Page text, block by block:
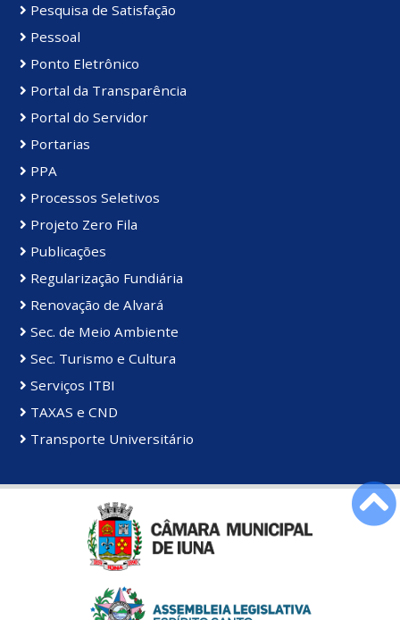
Pesquisa de Satisfação
Pessoal
Ponto Eletrônico
Portal da Transparência
Portal do Servidor
Portarias
PPA
Processos Seletivos
Projeto Zero Fila
Publicações
Regularização Fundiária
Renovação de Alvará
Sec. de Meio Ambiente
Sec. Turismo e Cultura
Serviços ITBI
TAXAS e CND
Transporte Universitário